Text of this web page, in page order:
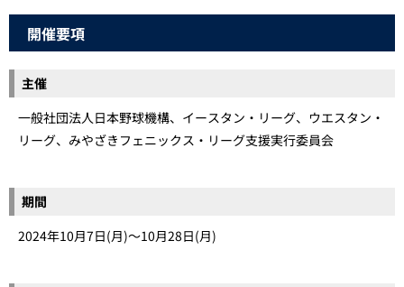
開催要項
主催
一般社団法人日本野球機構、イースタン・リーグ、ウエスタン・
リーグ、みやざきフェニックス・リーグ支援実行委員会
期間
2024年10月7日(月)～10月28日(月)